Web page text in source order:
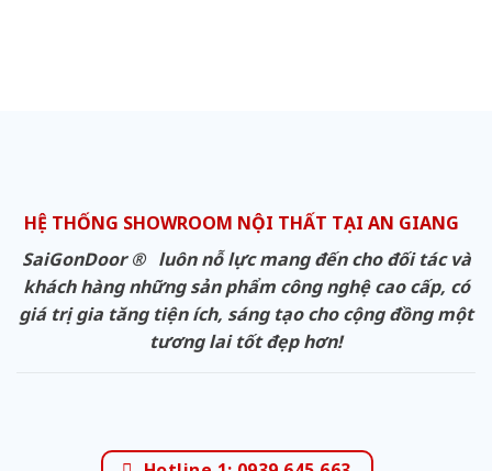
HỆ THỐNG SHOWROOM NỘI THẤT TẠI AN GIANG
SaiGonDoor ® luôn nỗ lực mang đến cho đối tác và
khách hàng những sản phẩm công nghệ cao cấp, có
giá trị gia tăng tiện ích, sáng tạo cho cộng đồng một
tương lai tốt đẹp hơn!